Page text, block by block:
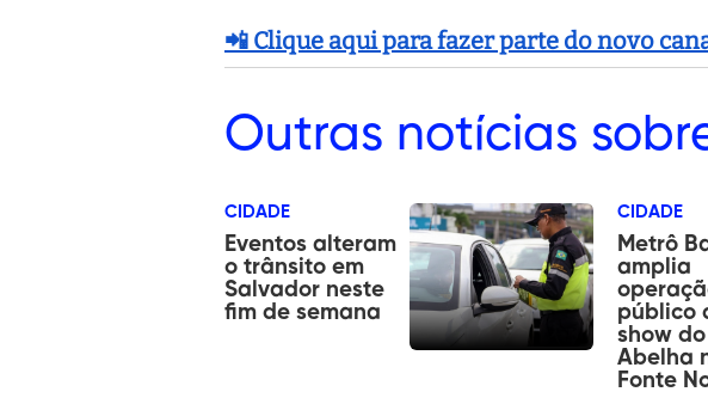
📲 Clique aqui para fazer parte do novo
Outras notícias
CIDADE
Eventos alteram
o trânsito em
Salvador neste
fim de semana
CIDADE
Metrô
amplia
público
show do
Abelha
Fonte